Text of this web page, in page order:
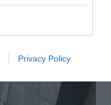
Privacy Policy